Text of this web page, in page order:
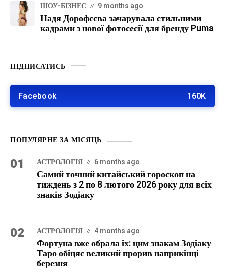
ШОУ-БІЗНЕС 9 months ago
Надя Дорофєєва зачарувала стильними
кадрами з нової фотосесії для бренду Puma
ПІДПИСАТИСЬ
Facebook 160K
ПОПУЛЯРНЕ ЗА МІСЯЦЬ
01 АСТРОЛОГІЯ 6 months ago
Самий точний китайський гороскоп на
тиждень з 2 по 8 лютого 2026 року для всіх
знаків Зодіаку
02 АСТРОЛОГІЯ 4 months ago
Фортуна вже обрала їх: цим знакам Зодіаку
Таро обіцяє великий прорив наприкінці
березня